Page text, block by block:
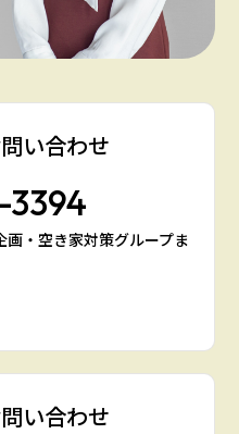
い合わせ
画・空き家対策グループま
い合わせ